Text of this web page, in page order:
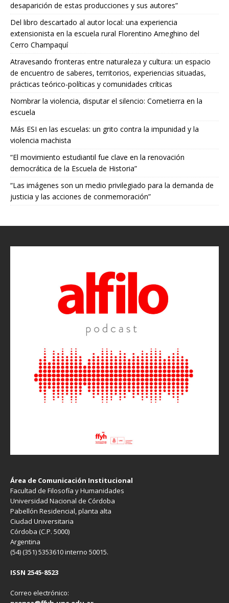
desaparición de estas producciones y sus autores”
Del libro descartado al autor local: una experiencia
extensionista en la escuela rural Florentino Ameghino del
Cerro Champaquí
Atravesando fronteras entre naturaleza y cultura: un espacio
de encuentro de saberes, territorios, experiencias situadas,
prácticas teórico-políticas y comunidades críticas
Nombrar la violencia, disputar el silencio: Cometierra en la
escuela
Más ESI en las escuelas: un grito contra la impunidad y la
violencia machista
“El movimiento estudiantil fue clave en la renovación
democrática de la Escuela de Historia”
“Las imágenes son un medio privilegiado para la demanda de
justicia y las acciones de conmemoración”
Área de Comunicación Institucional
Facultad de Filosofía y Humanidades
Universidad Nacional de Córdoba
Pabellón Residencial, planta alta
Ciudad Universitaria
Córdoba (C.P. 5000)
Argentina
(54) (351) 5353610 interno 50015.
ISSN 2545-8523
Correo electrónico: